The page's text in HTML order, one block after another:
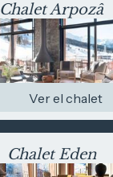
Chalet Arpozâ
Ver el chalet
Chalet Eden